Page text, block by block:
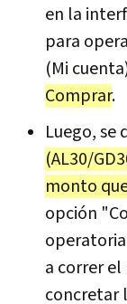
en la
para
(Mi
Comprar.
Luego, se
(AL30/
monto
opción
a correr
concretar